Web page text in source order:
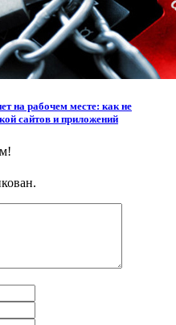
на рабочем месте: как не
сайтов и приложений